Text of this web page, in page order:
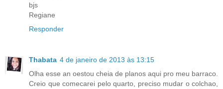
bjs
Regiane
Responder
Thabata 4 de janeiro de 2013 às 13:15
Olha esse an oestou cheia de planos aqui pro meu barraco.
Creio que comecarei pelo quarto, preciso mudar o colchao,